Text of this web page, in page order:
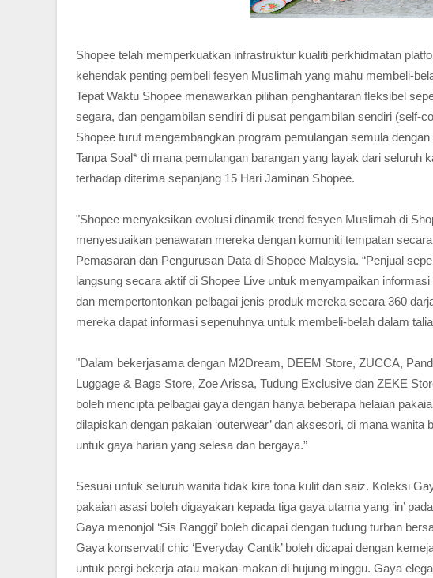
Shopee telah memperkuatkan infrastruktur kualiti perkhidmatan
kehendak penting pembeli fesyen Muslimah yang mahu membeli-
Tepat Waktu Shopee menawarkan pilihan penghantaran fleksibel
segara, dan pengambilan sendiri di pusat pengambilan sendiri (self-
Shopee turut mengembangkan program pemulangan semula
Tanpa Soal* di mana pemulangan barangan yang layak dari seluruh
terhadap diterima sepanjang 15 Hari Jaminan Shopee.
"Shopee menyaksikan evolusi dinamik trend fesyen Muslimah di
menyesuaikan penawaran mereka dengan komuniti tempatan
Pemasaran dan Pengurusan Data di Shopee Malaysia. “Penjual
langsung secara aktif di Shopee Live untuk menyampaikan
dan mempertontonkan pelbagai jenis produk mereka secara 360
mereka dapat informasi sepenuhnya untuk membeli-belah dalam
"Dalam bekerjasama dengan M2Dream, DEEM Store, ZUCCA,
Luggage & Bags Store, Zoe Arissa, Tudung Exclusive dan ZEKE
boleh mencipta pelbagai gaya dengan hanya beberapa helaian
dilapiskan dengan pakaian ‘outerwear’ dan aksesori, di mana
untuk gaya harian yang selesa dan bergaya.”
Sesuai untuk seluruh wanita tidak kira tona kulit dan saiz. Koleksi
pakaian asasi boleh digayakan kepada tiga gaya utama yang ‘in’
Gaya menonjol ‘Sis Ranggi’ boleh dicapai dengan tudung turban
Gaya konservatif chic ‘Everyday Cantik’ boleh dicapai dengan
untuk pergi bekerja atau makan-makan di hujung minggu. Gaya